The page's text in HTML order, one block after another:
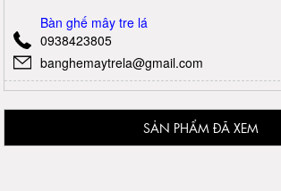
Bàn ghế mây tre lá
0938423805
banghemaytrela@gmail.com
SẢN PHẨM ĐÃ XEM